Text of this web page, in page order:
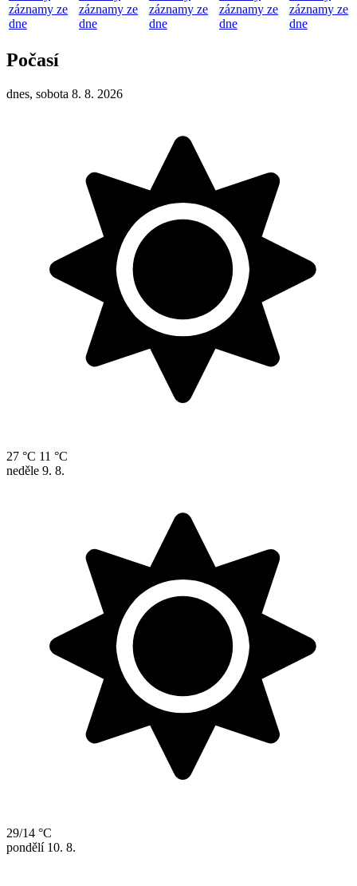
záznamy ze
dne
záznamy ze
dne
záznamy ze
dne
záznamy ze
dne
záznamy ze
dne
Počasí
dnes, sobota 8. 8. 2026
27 °C 11 °C
neděle 9. 8.
29/14 °C
pondělí 10. 8.